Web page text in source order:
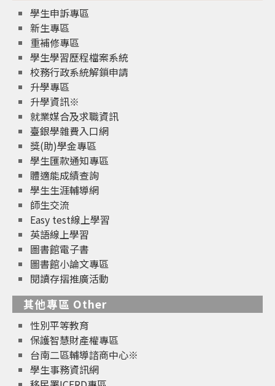
學生申訴專區
新生專區
重補修專區
學生學習歷程檔案系統
校務行政系統解鎖申請
升學專區
升學資訊※
就業媒合及求職資訊
臺銀學雜費入口網
獎(助)學金專區
學生匯款通知專區
體適能成績查詢
學生生涯輔導網
師生交流
Easy test線上學習
英語線上學習
圖書館電子書
圖書館小論文專區
閱讀存摺推廣活動
其他專區 Other
性別平等教育
保護智慧財產權專區
台南二區輔導諮商中心※
學生事務資訊網